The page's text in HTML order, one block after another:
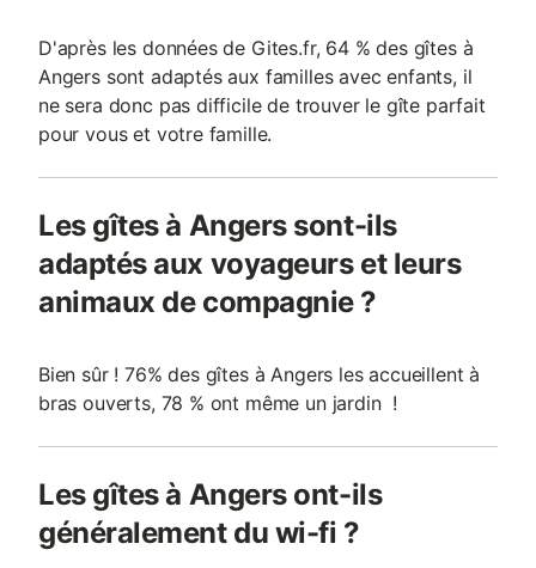
D'après les données de Gites.fr, 64 % des gîtes à
Angers sont adaptés aux familles avec enfants, il
ne sera donc pas difficile de trouver le gîte parfait
pour vous et votre famille.
Les gîtes à Angers sont-ils
adaptés aux voyageurs et leurs
animaux de compagnie ?
Bien sûr ! 76% des gîtes à Angers les accueillent à
bras ouverts, 78 % ont même un jardin !
Les gîtes à Angers ont-ils
généralement du wi-fi ?